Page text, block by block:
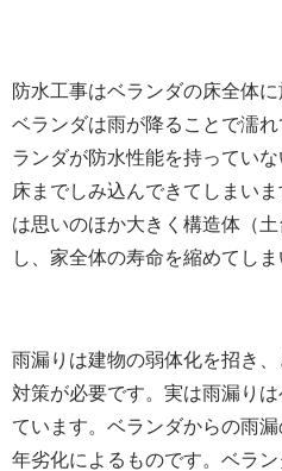
防水工事はベランダの床全体
ベランダは雨が降ることで濡
ランダが防水性能を持ってい
床までしみ込んできてしまい
は思いのほか大きく構造体（
し、家全体の寿命を縮めてしま
雨漏りは建物の弱体化を招き
対策が必要です。実は雨漏り
ています。ベランダからの雨
年劣化によるものです。ベラ